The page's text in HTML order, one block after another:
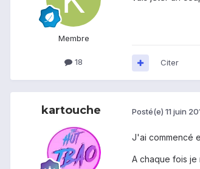
Membre
18 Citer
kartouche Posté(e) 11 juin
J'ai commencé
A chaque fois je